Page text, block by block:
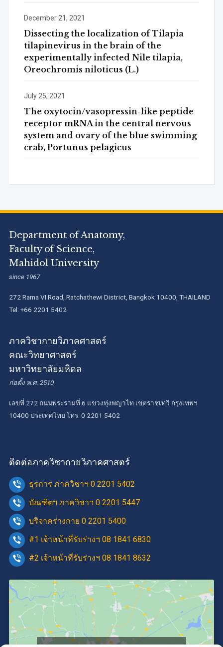
December 21, 2021
Dissecting the localization of Tilapia
tilapinevirus in the brain of the
experimentally infected Nile tilapia,
Oreochromis niloticus (L.)
July 25, 2021
The oxytocin/vasopressin-like peptide
receptor mRNA in the central nervous
system and ovary of the blue swimming
crab, Portunus pelagicus
Department of Anatomy,
Faculty of Science,
Mahidol University
since 1967
272 Rama VI Road, Ratchathewi District, Bangkok 10400, THAILAND
Tel: +66 2201 5402
ภาควิชากายวิภาคศาสตร์
คณะวิทยาศาสตร์
มหาวิทยาลัยมหิดล
ก่อตั้ง พ.ศ. 2510
เลขที่ 272 ถนนพระรามที่ 6 แขวงทุ่งพญาไท เขตราชเทวี กรุงเทพฯ
10400 ประเทศไทย โทร. 0 2201 5402
ติดต่อภาควิชากายวิภาคศาสตร์
ธุรการ ภาควิชาฯ 0 2201 5402
บัณฑิตฯ ภาควิชาฯ 0 2201 5447
บริจาคร่างกาย 0 2201 5400
#1 เจ้าหน้าที่รับร่างฯ 08 1841 6830
#2 เจ้าหน้าที่รับร่างฯ 08 1841 8632